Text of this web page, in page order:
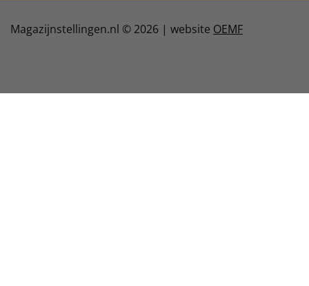
Magazijnstellingen.nl © 2026 | website OEMF